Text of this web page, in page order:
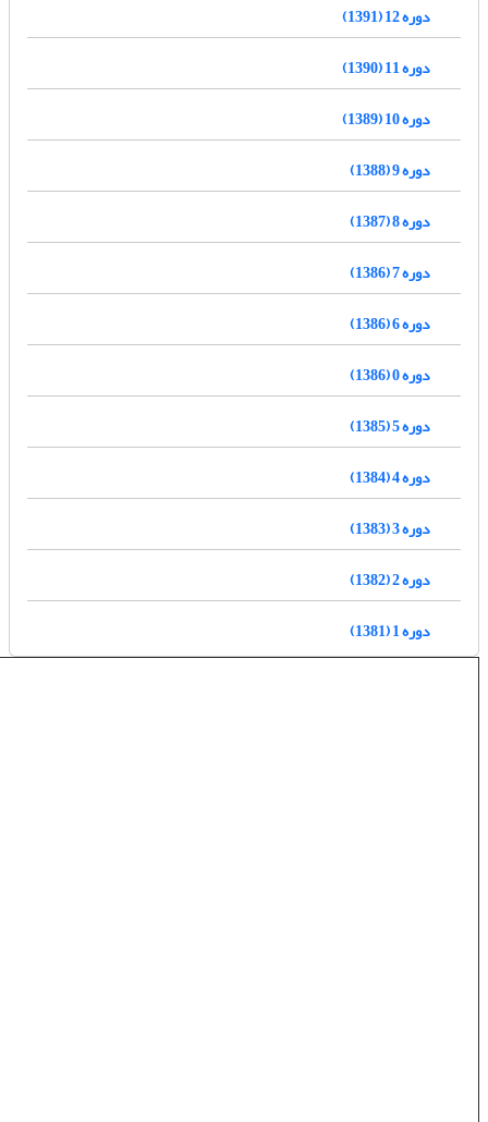
دوره 12 (1391)
دوره 11 (1390)
دوره 10 (1389)
دوره 9 (1388)
دوره 8 (1387)
دوره 7 (1386)
دوره 6 (1386)
دوره 0 (1386)
دوره 5 (1385)
دوره 4 (1384)
دوره 3 (1383)
دوره 2 (1382)
دوره 1 (1381)